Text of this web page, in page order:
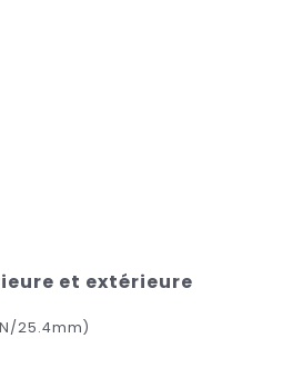
et extérieure
25.4mm)